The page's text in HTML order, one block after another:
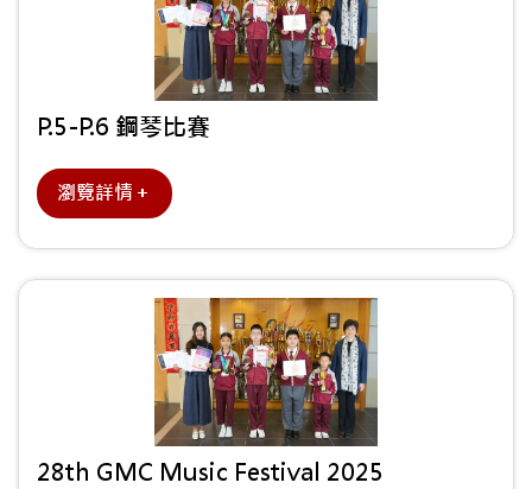
P.5-P.6 鋼琴比賽
瀏覽詳情＋
28th GMC Music Festival 2025